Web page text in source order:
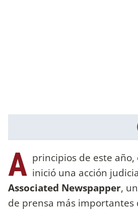
A principios de este año,
inició una acción
Associated Newspapper,
de prensa más importantes